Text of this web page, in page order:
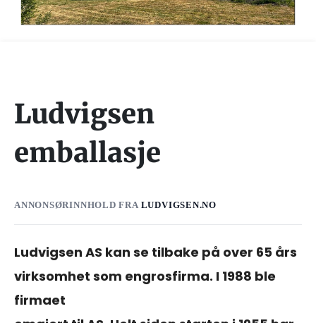
Ludvigsen
emballasje
ANNONSØRINNHOLD FRA LUDVIGSEN.NO
Ludvigsen AS kan se tilbake på over 65 års
virksomhet som engrosfirma. I 1988 ble
firmaet